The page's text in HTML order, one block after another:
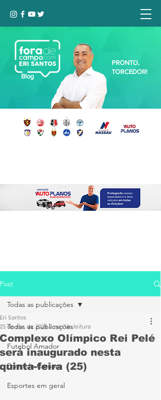
Blog
PRONTO,
TORCEDOR!
Post
Todas as publicações
Futebol Amador
Porto de Caruaru
Esportes em geral
Todas as publicações
Complexo Olímpico Rei Pelé
será inaugurado nesta
quinta-feira (25)
Eri Santos
25 de abr. de 2024 2 min de leitura